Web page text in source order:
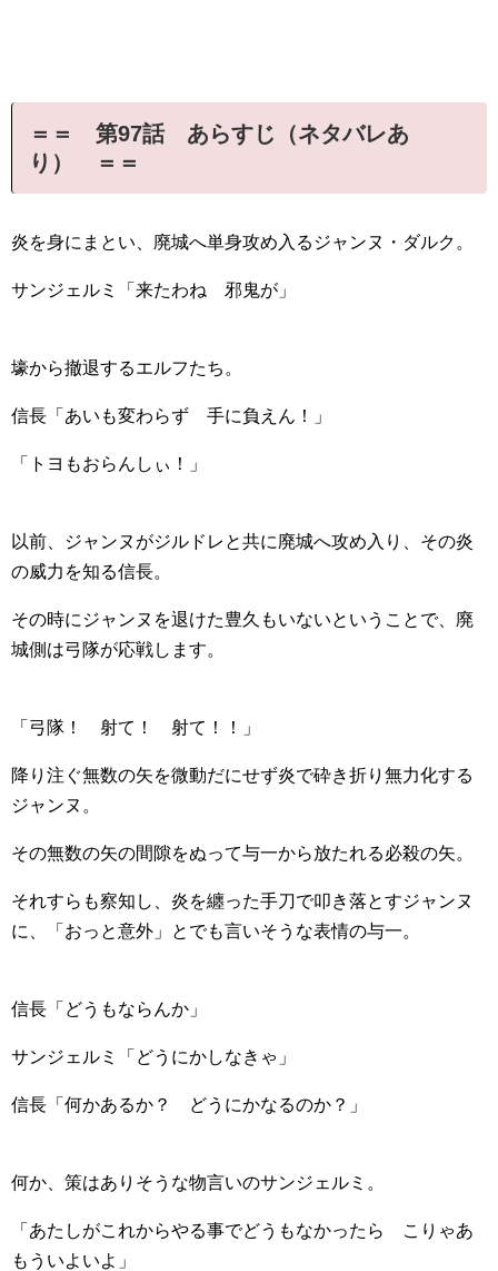
＝＝ 第97話 あらすじ（ネタバレあ
り） ＝＝
炎を身にまとい、廃城へ単身攻め入るジャンヌ・ダルク。
サンジェルミ「来たわね 邪鬼が」
壕から撤退するエルフたち。
信長「あいも変わらず 手に負えん！」
「トヨもおらんしぃ！」
以前、ジャンヌがジルドレと共に廃城へ攻め入り、その炎
の威力を知る信長。
その時にジャンヌを退けた豊久もいないということで、廃
城側は弓隊が応戦します。
「弓隊！ 射て！ 射て！！」
降り注ぐ無数の矢を微動だにせず炎で砕き折り無力化する
ジャンヌ。
その無数の矢の間隙をぬって与一から放たれる必殺の矢。
それすらも察知し、炎を纏った手刀で叩き落とすジャンヌ
に、「おっと意外」とでも言いそうな表情の与一。
信長「どうもならんか」
サンジェルミ「どうにかしなきゃ」
信長「何かあるか？ どうにかなるのか？」
何か、策はありそうな物言いのサンジェルミ。
「あたしがこれからやる事でどうもなかったら こりゃあ
もういよいよ」